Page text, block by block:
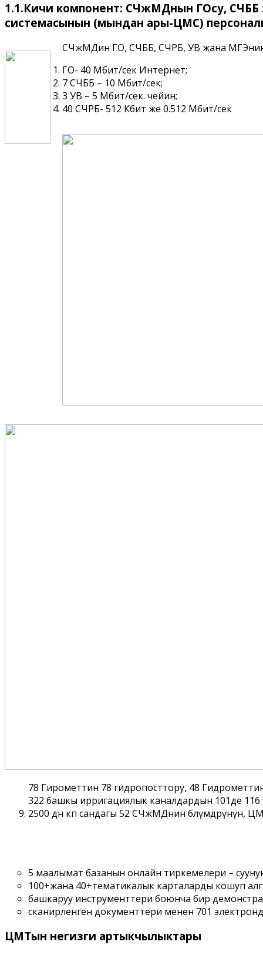
1.1.Кичи компонент: СЧжМДнын ГОсу, СЧББ
системасынын (мындан ары-ЦМС)
СЧжМДин ГО, СЧББ, СЧРБ, УВ жана МГЭнин
ГО- 40 Мбит/сек Интернет;
7 СЧББ – 10 Мбит/сек;
3 УВ – 5 Мбит/сек. чейин;
40 СЧРБ- 512 Кбит же 0.512 Мбит/сек
78 Гирометтин 78 гидропосттору, 48
322 башкы ирригациялык каналдардын 101де 116
2500 дѳн кѳп сандагы 52 СЧжМДнин
5 маалымат базанын онлайн тиркемелери –
100+жана 40+тематикалык карталарды кошуп
башкаруу инструменттери боюнча бир
сканирленген документтери менен 701
ЦМТын негизги артыкчылыктары